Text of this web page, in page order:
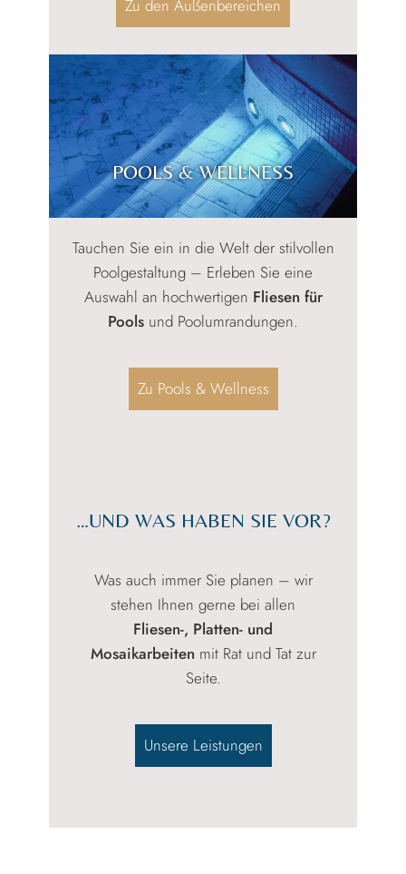
Zu den Außenbereichen
POOLS & WELLNESS
Tauchen Sie ein in die Welt der stilvollen
Poolgestaltung – Erleben Sie eine
Auswahl an hochwertigen Fliesen für
Pools und Poolumrandungen.
Zu Pools & Wellness
…UND WAS HABEN SIE VOR?
Was auch immer Sie planen – wir
stehen Ihnen gerne bei allen
Fliesen-, Platten- und
Mosaikarbeiten mit Rat und Tat zur
Seite.
Unsere Leistungen